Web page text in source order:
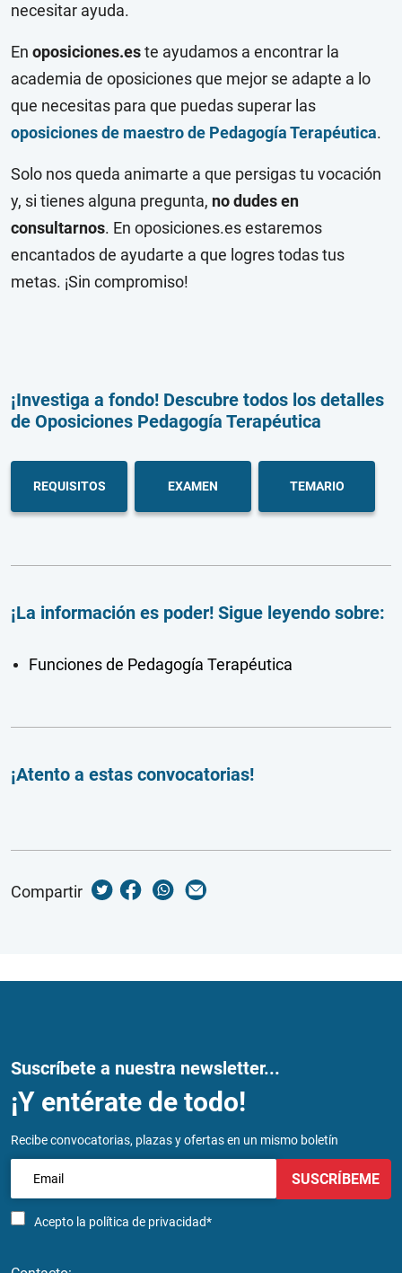
necesitar ayuda.
En oposiciones.este ayudamos a encontrar la
academia de oposiciones que mejor se adapte a lo
que necesitas para que puedas superar las
oposiciones de maestro de Pedagogía Terapéutica.
Solo nos queda animarte a que persigas tu vocación
y, si tienes alguna pregunta, no dudes en
consultarnos. En oposiciones.es estaremos
encantados de ayudarte a que logres todas tus
metas. ¡Sin compromiso!
¡Investiga a fondo! Descubre todos los detalles
de Oposiciones Pedagogía Terapéutica
REQUISITOS EXAMEN TEMARIO
¡La información es poder! Sigue leyendo sobre:
Funciones de Pedagogía Terapéutica
¡Atento a estas convocatorias!
Compartir
Suscríbete a nuestra newsletter...
¡Y entérate de todo!
Recibe convocatorias, plazas y ofertas en un mismo boletín
Acepto la política de privacidad*
SUSCRÍBEME